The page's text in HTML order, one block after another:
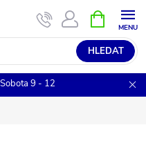
HLEDAT
NÁKUPNÍ
KOŠÍK
9 - 12